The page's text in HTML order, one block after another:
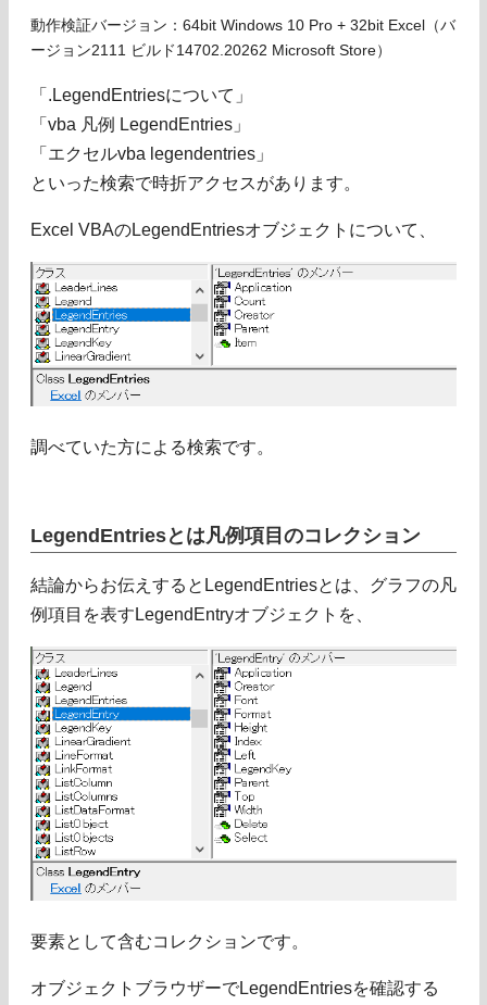
動作検証バージョン：64bit Windows 10 Pro + 32bit Excel（バ
ージョン2111 ビルド14702.20262 Microsoft Store）
「.LegendEntriesについて」
「vba 凡例 LegendEntries」
「エクセルvba legendentries」
といった検索で時折アクセスがあります。
Excel VBAのLegendEntriesオブジェクトについて、
調べていた方による検索です。
LegendEntriesとは凡例項目のコレクション
結論からお伝えするとLegendEntriesとは、グラフの凡
例項目を表すLegendEntryオブジェクトを、
要素として含むコレクションです。
オブジェクトブラウザーでLegendEntriesを確認する